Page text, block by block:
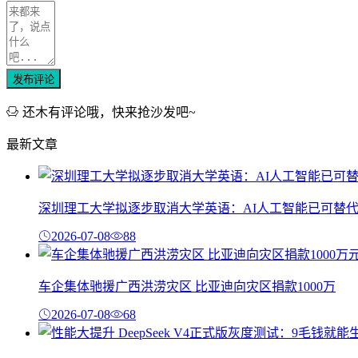
发布评论
还木有评论哦，快来抢沙发吧~
最新文章
深圳理工大学拟逐步取消大学英语：AI人工智能已可替代
2026-07-08 88
车企集体驰援广西洪涝灾区 比亚迪向灾区捐款1000万
2026-07-08 68